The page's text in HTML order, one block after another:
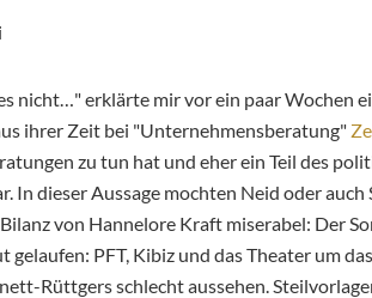
nicht…" erklärte mir vor ein paar Wochen
ihrer Zeit bei "Unternehmensberatung"
zu tun hat und eher ein Teil des
In dieser Aussage mochten Neid oder
von Hannelore Kraft miserabel: Der
gelaufen: PFT, Kibiz und das Theater um
Rüttgers schlecht aussehen.